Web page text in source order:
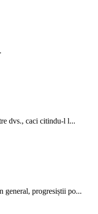
dvs., caci citindu-l l...
general, progresiștii po...